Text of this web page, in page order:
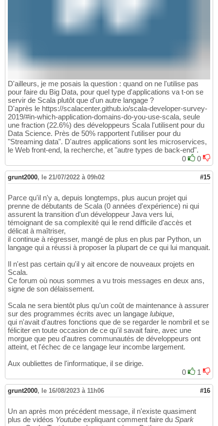
D'ailleurs, je me posais la question : quand on ne l'utilise pas
pour faire du Big Data, pour quel type d'applications va t-on se
servir de Scala plutôt que d'un autre langage ?
D'après le https://scalacenter.github.io/scala-developer-survey-
2019/#in-which-application-domains-do-you-use-scala, seule
une fraction (22.6%) des développeurs Scala l'utilisent pour du
Data Science. Près de 50% rapportent l'utiliser pour du
"Streaming data". D'autres applications sont les microservices,
le Web front-end, la recherche, et "autre types de back-end".
0
0
grunt2000, le 21/07/2022 à 09h02 #15
Parce qu'il n'y a, depuis longtemps, plus aucun projet qui
prenne de débutants de Scala (0 années d'expérience) ni qui
assurent la transition d'un développeur Java vers lui,
témoignant de sa complexité qui le rend difficile d'accès et
délicat à maîtriser,
il continue à régresser, mangé de plus en plus par Python, un
langage qui a réussi à proposer la plupart de ce qui lui manquait.
Il n'est pas certain qu'il y ait encore de nouveaux projets en
Scala.
Ce forum où nous sommes a vu trois messages en deux ans,
signe de son délaissement.
Scala ne sera bientôt plus qu'un coût de maintenance à assurer
sur des programmes écrits avec un langage lubique,
qui n'avait d'autres fonctions que de se regarder le nombril et se
féliciter en toute occasion de ce qu'il savait faire, avec une
morgue que peu d'autres communautés de développeurs ont
atteint, et l'échec de ce langage leur incombe largement.
Aux oubliettes de l'informatique, il se dirige.
0
1
grunt2000, le 16/08/2023 à 11h06 #16
Un an après mon précédent message, il n'existe quasiment
plus de vidéos Youtube expliquant comment faire du Spark